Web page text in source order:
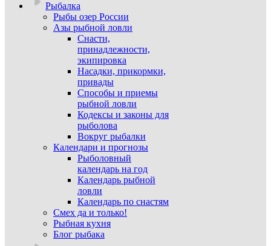
Рыбалка
Рыбы озер России
Азы рыбной ловли
Снасти,
принадлежности,
экипировка
Насадки, прикормки,
привады
Способы и приемы
рыбной ловли
Кодексы и законы для
рыболова
Вокруг рыбалки
Календари и прогнозы
Рыболовный
календарь на год
Календарь рыбной
ловли
Календарь по снастям
Смех да и только!
Рыбная кухня
Блог рыбака